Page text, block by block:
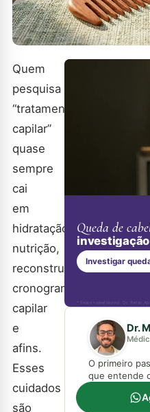
Quem
pesquisa
“tratamento
capilar”
quase
sempre
cai
em
hidratação,
nutrição,
reconstrução,
cronograma
capilar
e
afins.
Esses
cuidados
são
Queda de
Investigar
* Responsável técnico: Dr. Renan
Dr.
O primeiro
que entende